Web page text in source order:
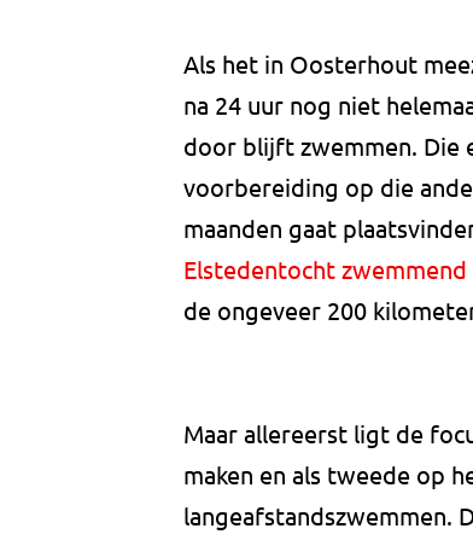
Als het in Oosterhout
na 24 uur nog niet
door blijft zwemmen. Die
voorbereiding op die
maanden gaat
Elstedentocht
de ongeveer 200
Maar allereerst ligt de
maken en als tweede op
langeafstandszwemmen.